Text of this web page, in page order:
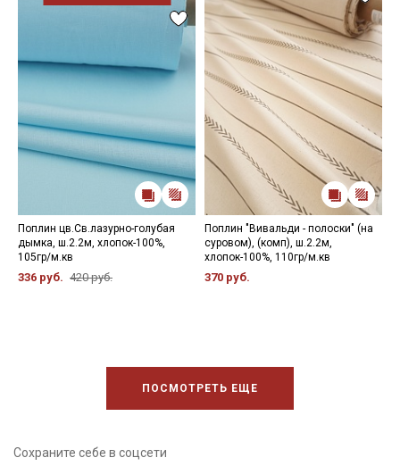
Поплин цв.Св.лазурно-голубая
дымка, ш.2.2м, хлопок-100%,
105гр/м.кв
336 руб. 420 руб.
Поплин "Вивальди - полоски" (на
суровом), (комп), ш.2.2м,
хлопок-100%, 110гр/м.кв
370 руб.
ПОСМОТРЕТЬ ЕЩЕ
Сохраните себе в соцсети